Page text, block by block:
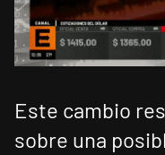
Este cambio
sobre una